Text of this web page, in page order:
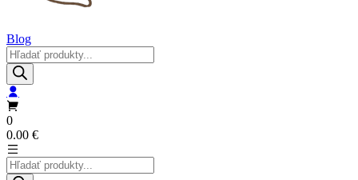
Blog
Products
search
0
0.00 €
Products
search